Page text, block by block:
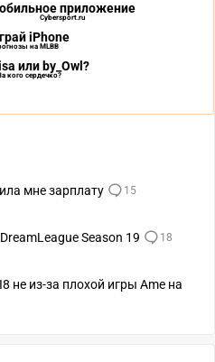
приложение
Cybersport.ru
iPhone
на MLBB
или by_Owl?
кого сердечко?
мне зарплату
15
Season 19
18
не из-за плохой игры Ame на